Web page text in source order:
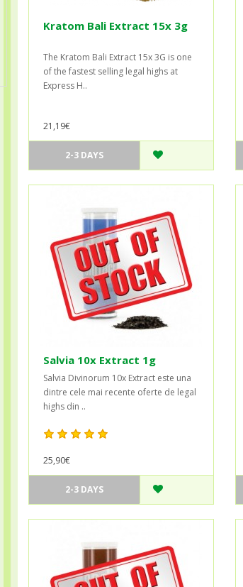
Kratom Bali Extract 15x 3g
The Kratom Bali Extract 15x 3G is one
of the fastest selling legal highs at
Express H..
21,19€
2-3 DAYS
Salvia 10x Extract 1g
Salvia Divinorum 10x Extract este una
dintre cele mai recente oferte de legal
highs din ..
25,90€
2-3 DAYS